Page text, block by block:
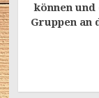
können
Gruppen an